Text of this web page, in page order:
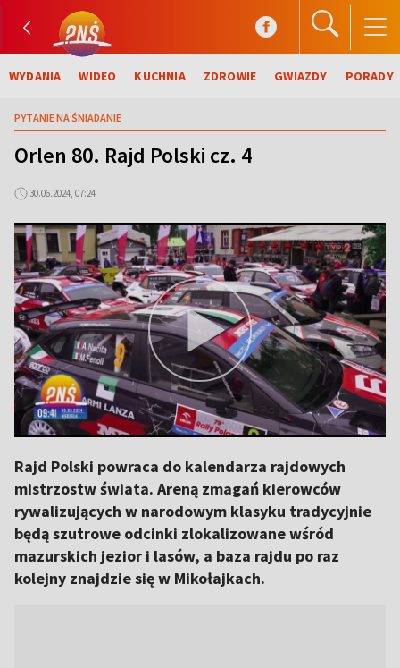
WYDANIA WIDEO KUCHNIA ZDROWIE GWIAZDY PORADY
PYTANIE NA ŚNIADANIE
Orlen 80. Rajd Polski cz. 4
30.06.2024, 07:24
Rajd Polski powraca do kalendarza rajdowych
mistrzostw świata. Areną zmagań kierowców
rywalizujących w narodowym klasyku tradycyjnie
będą szutrowe odcinki zlokalizowane wśród
mazurskich jezior i lasów, a baza rajdu po raz
kolejny znajdzie się w Mikołajkach.